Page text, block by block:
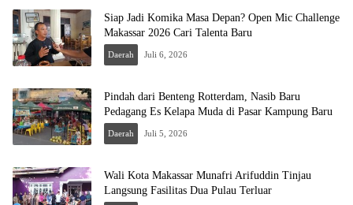
Siap Jadi Komika Masa Depan? Open Mic Challenge
Makassar 2026 Cari Talenta Baru
Daerah Juli 6, 2026
Pindah dari Benteng Rotterdam, Nasib Baru
Pedagang Es Kelapa Muda di Pasar Kampung Baru
Daerah Juli 5, 2026
Wali Kota Makassar Munafri Arifuddin Tinjau
Langsung Fasilitas Dua Pulau Terluar